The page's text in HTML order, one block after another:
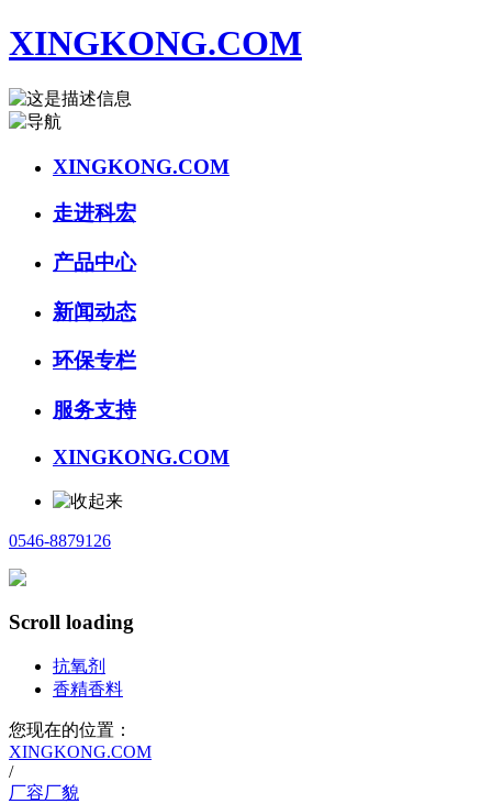
XINGKONG.COM
XINGKONG.COM
走进科宏
产品中心
新闻动态
环保专栏
服务支持
XINGKONG.COM
0546-8879126
Scroll loading
抗氧剂
香精香料
您现在的位置：
XINGKONG.COM
/
厂容厂貌